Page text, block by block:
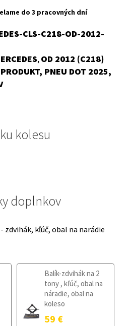
€.
do 3 pracovných dní
CLS-C218-OD-2012-
, OD 2012 (C218)
PNEU DOT 2025,
kolesu
doplnkov
zdvihák, kľúč, obal na narádie
Balík-zdvihák na 2
tony , kľúč, obal na
náradie, obal na
koleso
59 €